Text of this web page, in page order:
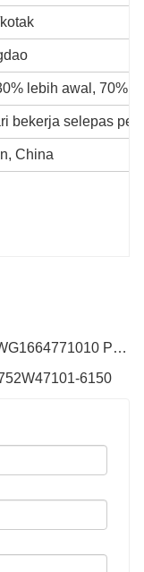
lebih awal, 70%
bekerja selepas
China
sebelumnya : SINOTRUK HOWO A7 WG1664771010 Pemasangan Cermin Cermin
6150